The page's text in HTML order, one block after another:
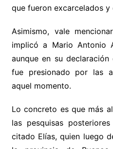
que fueron excarcelados y
Asimismo, vale
implicó a Mario Antonio
aunque en su
fue presionado por las
aquel momento.
Lo concreto es que más
las pesquisas
citado Elías, quien luego